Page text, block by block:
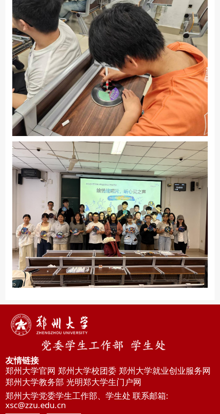
友情链接
郑州大学官网 郑州大学校团委 郑州大学就业创业服务网
郑州大学教务部 光明郑大学生门户网
郑州大学党委学生工作部、学生处 联系邮箱:
xsc@zzu.edu.cn